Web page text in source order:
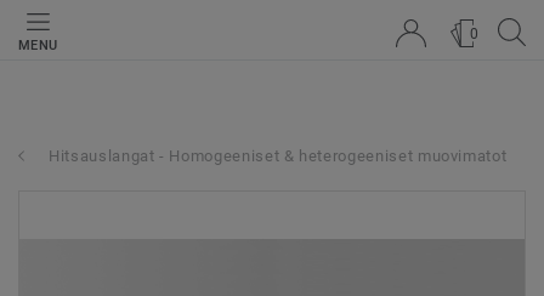
MENU
0
Hitsauslangat - Homogeeniset & heterogeeniset muovimatot